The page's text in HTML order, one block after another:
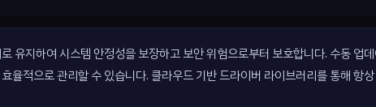
지하여 시스템 안정성을 보장하고 보안 위험으로부터 보호합니다. 수동 업
율적으로 관리할 수 있습니다. 클라우드 기반 드라이버 라이브러리를 통해 항